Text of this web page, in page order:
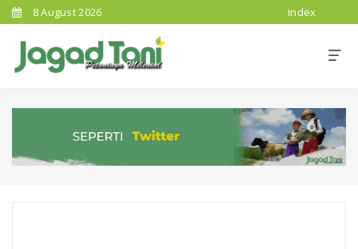
8 August 2026 index